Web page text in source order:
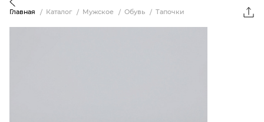
Главная Каталог Мужское Обувь Тапочки